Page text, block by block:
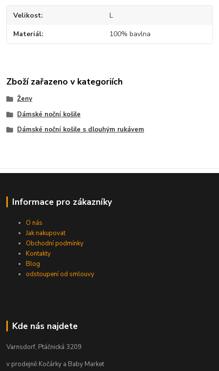
Velikost L
Materiál 100% bavlna
Zboží zařazeno v kategoriích
Ženy
Dámské noční košile
Dámské noční košile s dlouhým rukávem
Informace pro zákazníky
O nás
Jak nakupovat
Obchodní podmínky
Kontakty
Blog
odstoupení od smlouvy
Kde nás najdete
Varnsdorf, Ptáčnická 3209
v prodejně Kočárky a Baby Market